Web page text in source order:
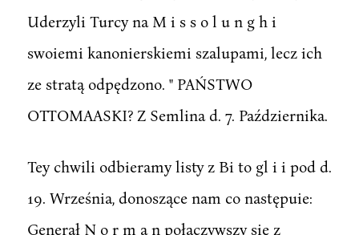
Uderzyli Turcy na M i s s o l u n g h i
swoiemi kanonierskiemi szalupami, lecz ich
ze stratą odpędzono. " PAŃSTWO
OTTOMAASKI? Z Semlina d. 7. Października.
Tey chwili odbieramy listy z Bi to gl i i pod d.
19. Września, donoszące nam co następuie:
Generał N o r m a n połączywszy się z